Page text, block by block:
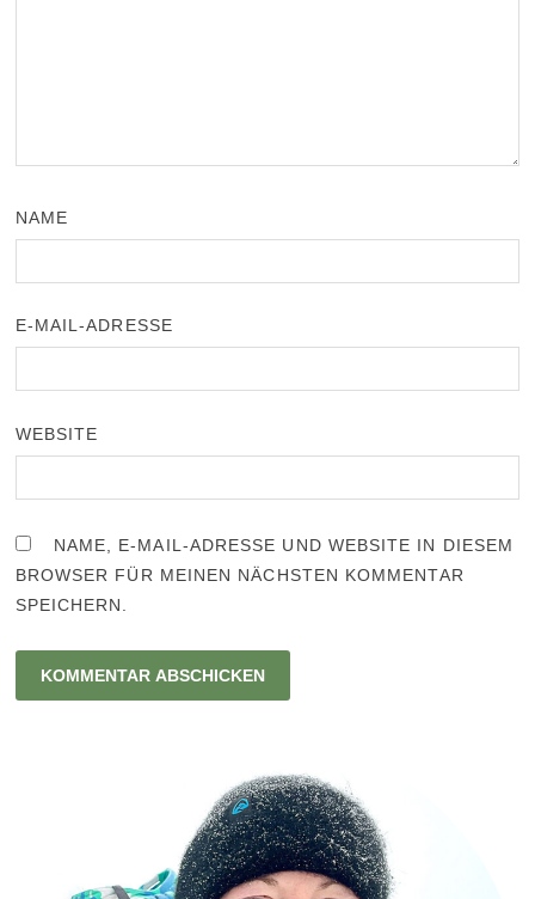
NAME
E-MAIL-ADRESSE
WEBSITE
NAME, E-MAIL-ADRESSE UND WEBSITE IN DIESEM
BROWSER FÜR MEINEN NÄCHSTEN KOMMENTAR
SPEICHERN.